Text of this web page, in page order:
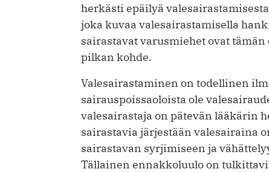
herkästi epäilyä
joka kuvaa valesairastamisella
sairastavat varusmiehet ovat
pilkan kohde.
Valesairastaminen on todellinen
sairauspoissaoloista ole
valesairastaja on pätevän lääkärin
sairastavia järjestään valesairaina
sairastavan syrjimiseen ja
Tällainen ennakkoluulo on